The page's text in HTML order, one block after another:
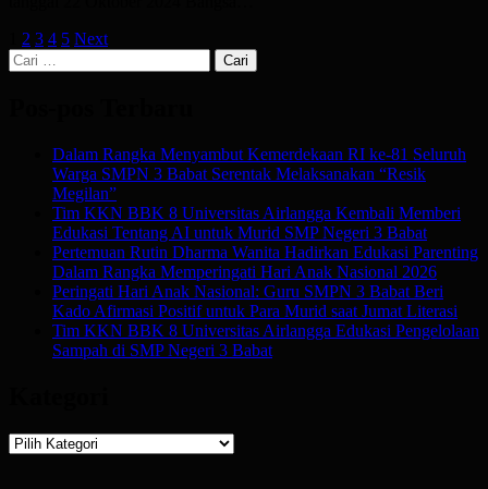
Paginasi
pos
2 3 4 5 Next
Cari
untuk:
Dalam Rangka Menyambut Kemerdekaan RI ke-81 Seluruh
Warga SMPN 3 Babat Serentak Melaksanakan “Resik
Megilan”
Tim KKN BBK 8 Universitas Airlangga Kembali Memberi
Edukasi Tentang AI untuk Murid SMP Negeri 3 Babat
Pertemuan Rutin Dharma Wanita Hadirkan Edukasi Parenting
Dalam Rangka Memperingati Hari Anak Nasional 2026
Peringati Hari Anak Nasional: Guru SMPN 3 Babat Beri
Kado Afirmasi Positif untuk Para Murid saat Jumat Literasi
Tim KKN BBK 8 Universitas Airlangga Edukasi Pengelolaan
Sampah di SMP Negeri 3 Babat
Kategori